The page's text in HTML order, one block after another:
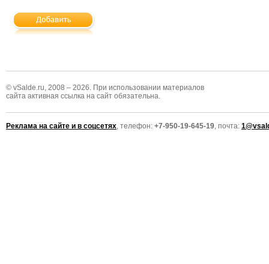
© vSalde.ru, 2008 – 2026. При использовании материалов
сайта активная ссылка на сайт обязательна.
Реклама на сайте и в соцсетях, телефон: +7-950-19-645-19, почта: